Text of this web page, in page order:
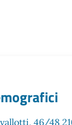
46/48